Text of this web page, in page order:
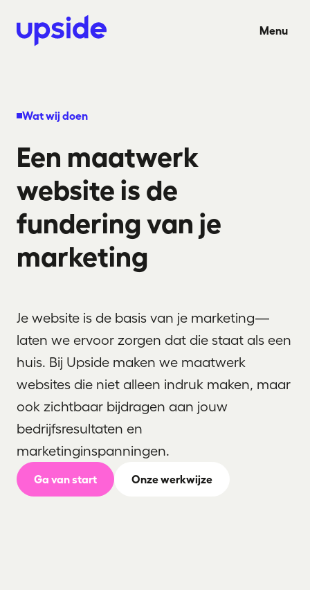
Menu
Wat wij doen
Een maatwerk
website is de
fundering van je
marketing
Je website is de basis van je marketing—
laten we ervoor zorgen dat die staat als een
huis. Bij Upside maken we maatwerk
websites die niet alleen indruk maken, maar
ook zichtbaar bijdragen aan jouw
bedrijfsresultaten en
marketinginspanningen.
Ga van start Onze werkwijze